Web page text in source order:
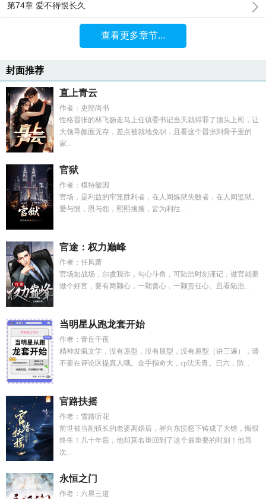
第74章 爱不得恨长久
查看更多章节...
封面推荐
直上青云
作者：吏部尚书
性格嚣张的林飞扬走马上任镇委书记当天就得罪了顶头上司，让
大领导颜面无存，差点被就地免职，且看这个嚣张到骨子里的
家...
官狱
作者：模特徽因
官场，是利益的牢笼胜利者，在人间炼狱失败者，在人间监狱。
爱与恨，恩与怨，熙熙攘攘，皆为利往...
官途：权力巅峰
作者：任风萧
官场如战场，尔虞我诈，勾心斗角，可陆浩时刻谨记，做官就要
做个好官，要有两颗心，一颗善心，一颗责任心。且看陆浩...
当明星从跑龙套开始
作者：青丘千夜
精神发疯文学，没有原型，没有原型，没有原型（讲三遍），请
不要在评论区提真人哦。金手指奇大，cp沈天青。日六，防...
官路扶摇
作者：雪路听花
前世被当副镇长的老婆离婚后，崔向东愤怒下铸成了大错，悔恨
终生！几十年后，他却莫名重回到了这个最重要的时刻！他再
次...
永恒之门
作者：六界三道